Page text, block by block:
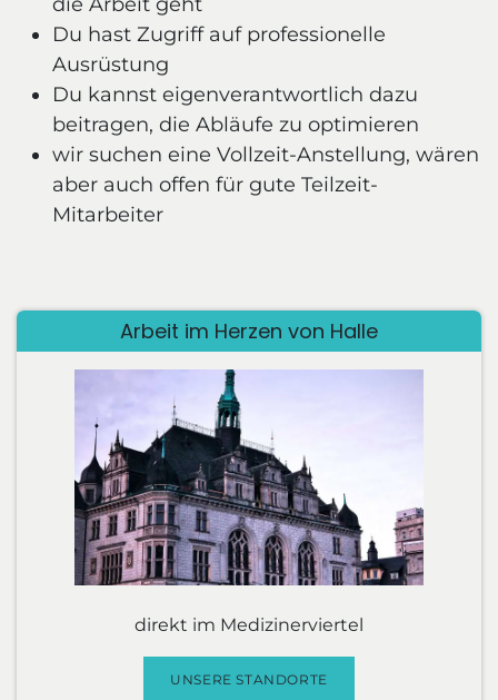
Du hast Zugriff auf professionelle
Ausrüstung
Du kannst eigenverantwortlich dazu
beitragen, die Abläufe zu optimieren
wir suchen eine Vollzeit-Anstellung, wären
aber auch offen für gute Teilzeit-
Mitarbeiter
Arbeit im Herzen von Halle
direkt im Medizinerviertel
UNSERE STANDORTE